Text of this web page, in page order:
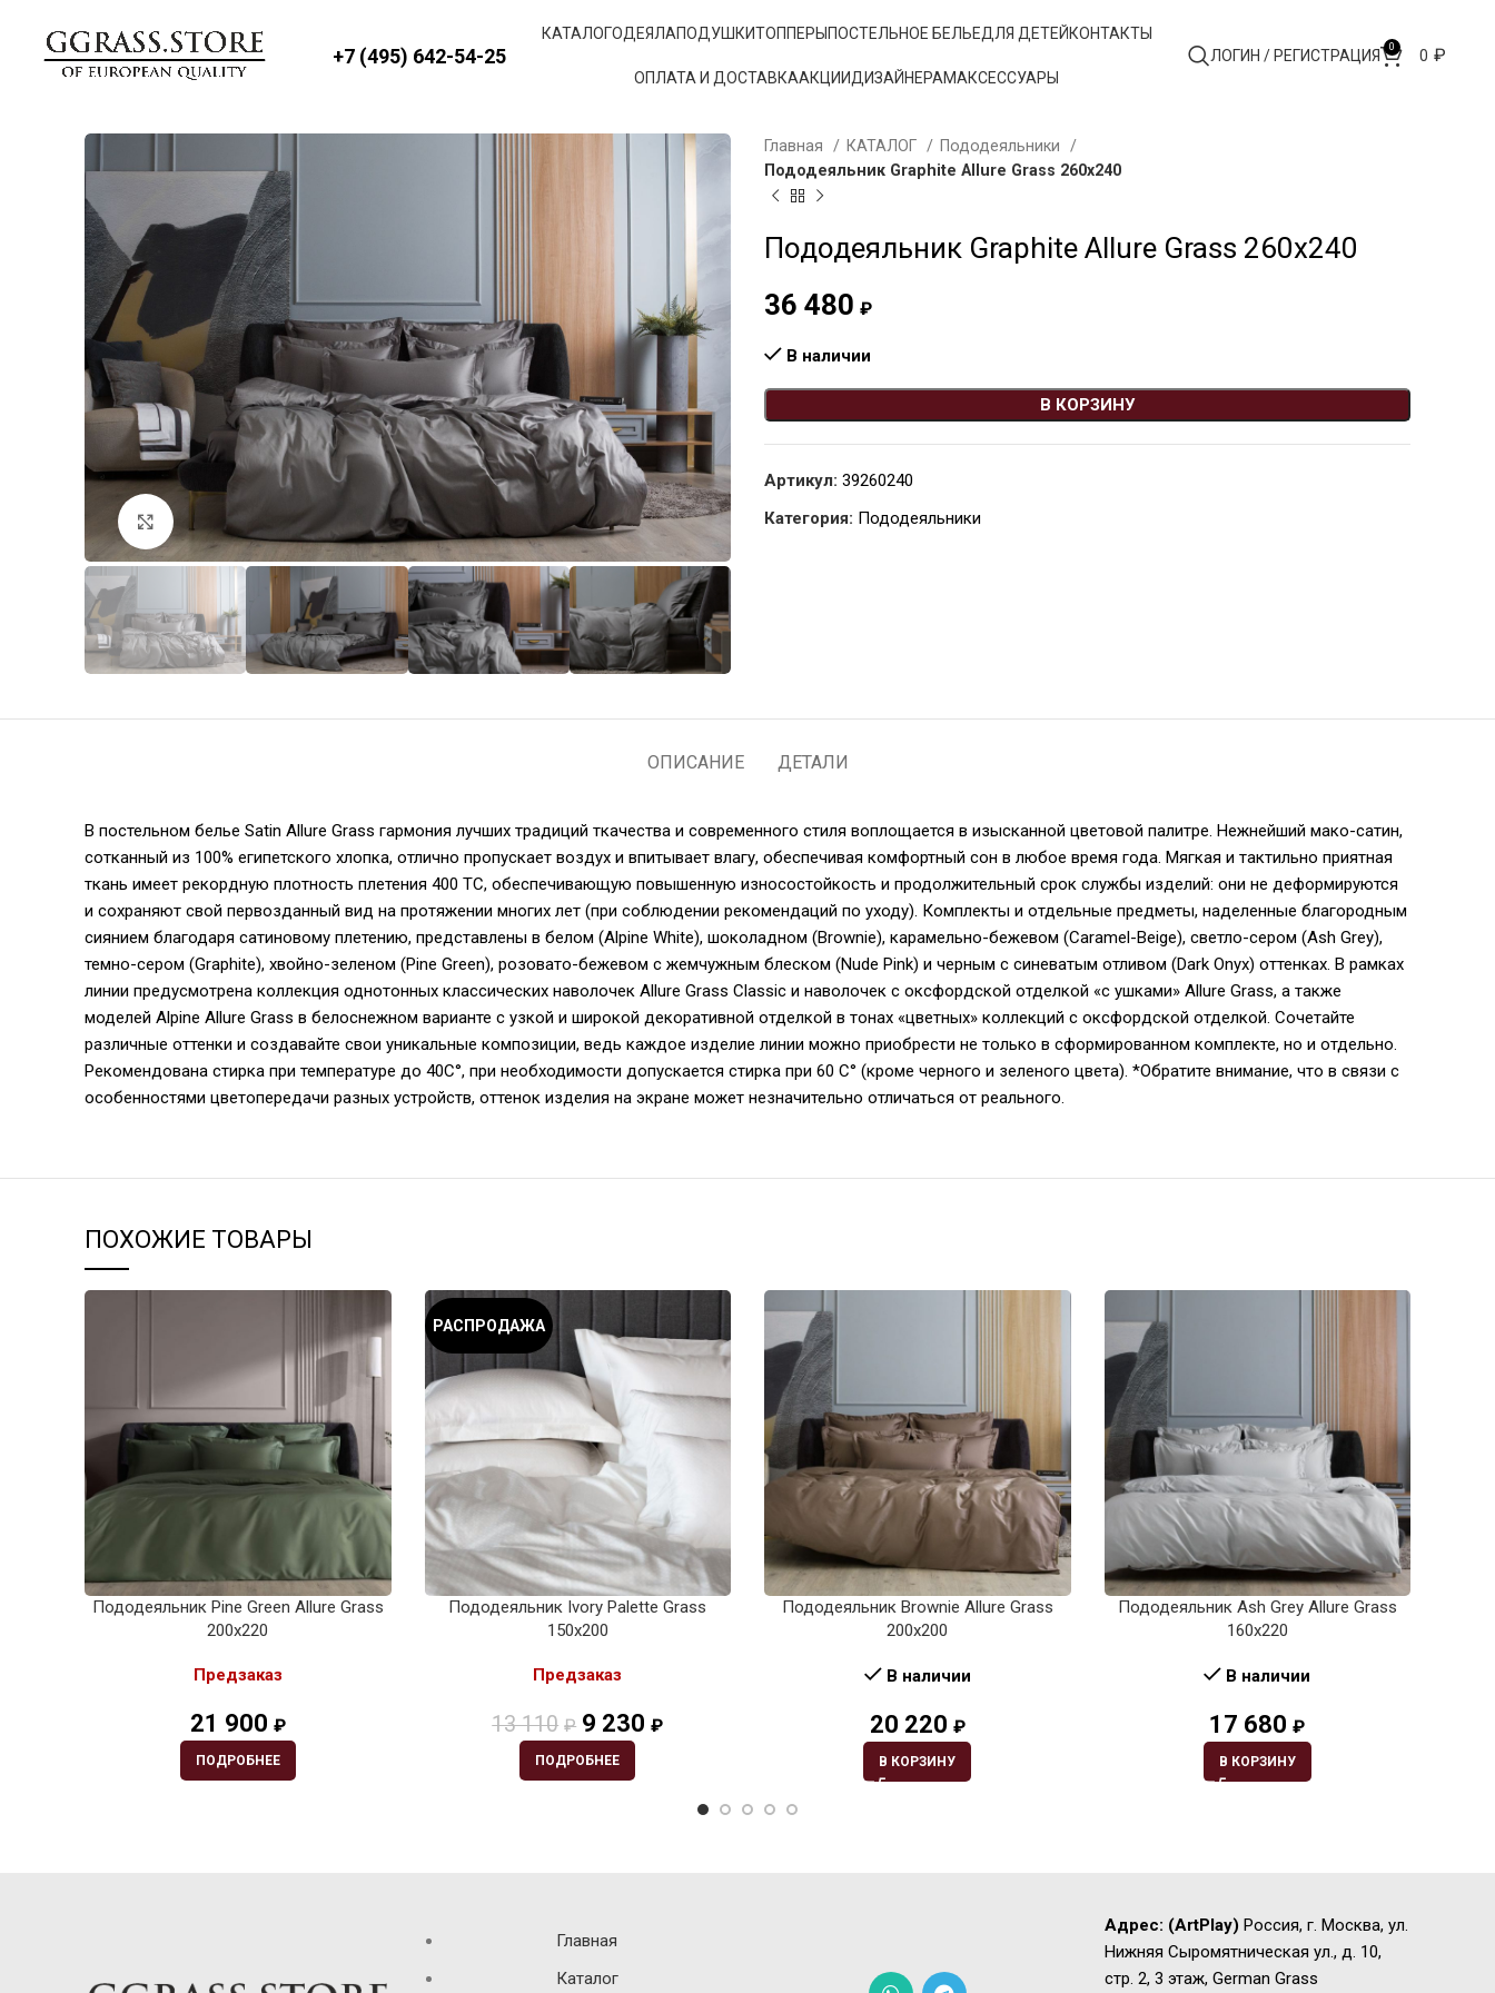
+7 (495) 642-54-25
КАТАЛОГОДЕЯЛАПОДУШКИТОППЕРЫ ПОСТЕЛЬНОЕ БЕЛЬЕДЛЯ ДЕТЕЙ КОНТАКТЫ
ОПЛАТА И ДОСТАВКААКЦИИДИЗАЙНЕРАМАКСЕССУАРЫ
ЛОГИН / РЕГИСТРАЦИЯ 0 0 ₽
Увеличить
Главная КАТАЛОГ
Пододеяльники
Пододеяльник Graphite Allure Grass 260х240
Пододеяльник Graphite Allure Grass 260х240
36 480 ₽
В наличии
В КОРЗИНУ
Артикул: 39260240
Категория: Пододеяльники
ОПИСАНИЕ ДЕТАЛИ
В постельном белье Satin Allure Grass гармония лучших традиций ткачества и современного стиля воплощается в изысканной цветовой палитре. Нежнейший мако-сатин,
сотканный из 100% египетского хлопка, отлично пропускает воздух и впитывает влагу, обеспечивая комфортный сон в любое время года. Мягкая и тактильно приятная
ткань имеет рекордную плотность плетения 400 ТС, обеспечивающую повышенную износостойкость и продолжительный срок службы изделий: они не деформируются
и сохраняют свой первозданный вид на протяжении многих лет (при соблюдении рекомендаций по уходу). Комплекты и отдельные предметы, наделенные благородным
сиянием благодаря сатиновому плетению, представлены в белом (Alpine White), шоколадном (Brownie), карамельно-бежевом (Caramel-Beige), светло-сером (Ash Grey),
темно-сером (Graphite), хвойно-зеленом (Pine Green), розовато-бежевом с жемчужным блеском (Nude Pink) и черным c синеватым отливом (Dark Onyx) оттенках. В рамках
линии предусмотрена коллекция однотонных классических наволочек Allure Grass Classic и наволочек с оксфордской отделкой «с ушками» Allure Grass, а также
моделей Alpine Allure Grass в белоснежном варианте с узкой и широкой декоративной отделкой в тонах «цветных» коллекций с оксфордской отделкой. Сочетайте
различные оттенки и создавайте свои уникальные композиции, ведь каждое изделие линии можно приобрести не только в сформированном комплекте, но и отдельно.
Рекомендована стирка при температуре до 40С°, при необходимости допускается стирка при 60 С° (кроме черного и зеленого цвета). *Обратите внимание, что в связи с
особенностями цветопередачи разных устройств, оттенок изделия на экране может незначительно отличаться от реального.
ПОХОЖИЕ ТОВАРЫ
Пододеяльник Pine Green Allure Grass
200х220
Предзаказ
21 900 ₽
ПОДРОБНЕЕ
РАСПРОДАЖА
Пододеяльник Ivory Palette Grass
150х200
Предзаказ
13 110 ₽ 9 230 ₽
ПОДРОБНЕЕ
Пододеяльник Brownie Allure Grass
200х200
В наличии
20 220 ₽
В КОРЗИНУ
Пододеяльник Ash Grey Allure Grass
160х220
В наличии
17 680 ₽
В КОРЗИНУ
Главная
Каталог
Адрес: (ArtPlay) Россия, г. Москва, ул.
Нижняя Сыромятническая ул., д. 10,
стр. 2, 3 этаж, German Grass